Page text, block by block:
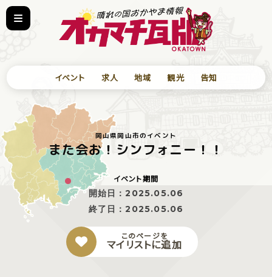
イベント 求人 地域 観光 告知
岡山県岡山市のイベント
また会お！シンフォニー！！
イベント期間
開始日：2025.05.06
終了日：2025.05.06
このページを
マイリストに追加